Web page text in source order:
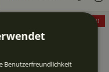
40%
EXTRA10
Benutzerfreundlichkeit